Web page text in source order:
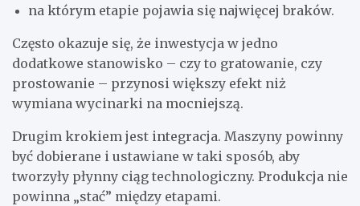
na którym etapie pojawia się najwięcej braków.
Często okazuje się, że inwestycja w jedno
dodatkowe stanowisko – czy to gratowanie, czy
prostowanie – przynosi większy efekt niż
wymiana wycinarki na mocniejszą.
Drugim krokiem jest integracja. Maszyny powinny
być dobierane i ustawiane w taki sposób, aby
tworzyły płynny ciąg technologiczny. Produkcja nie
powinna „stać” między etapami.